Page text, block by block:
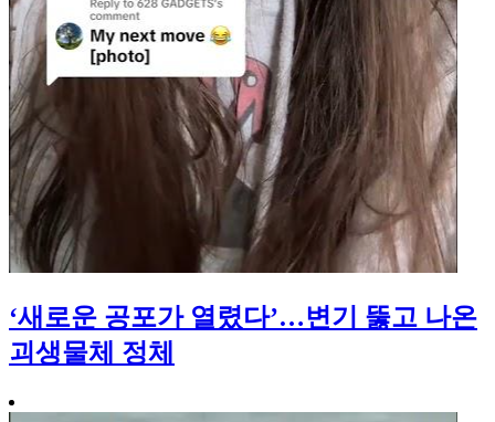
‘새로운 공포가 열렸다’…변기 뚫고 나온
괴생물체 정체